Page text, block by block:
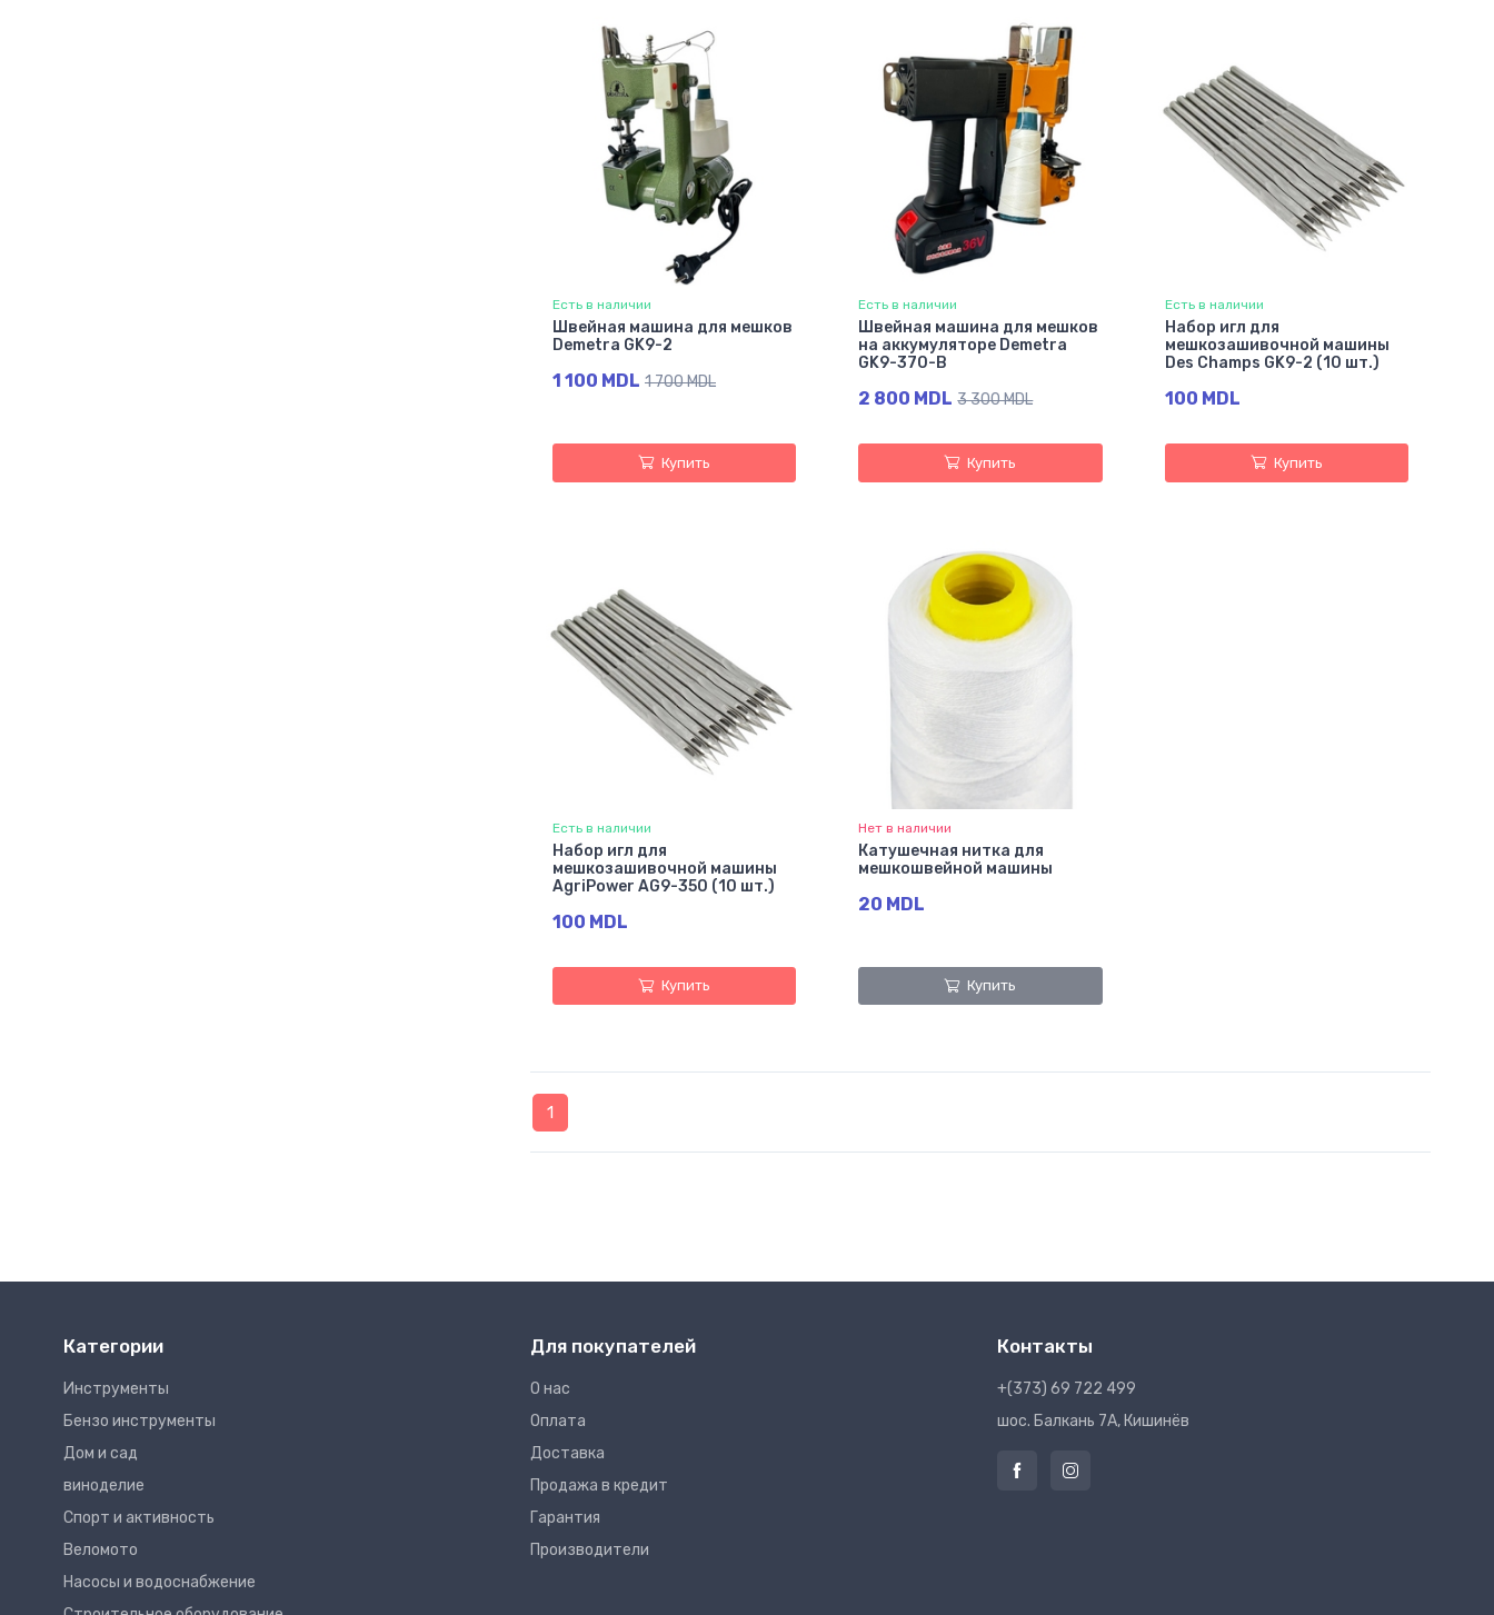
Есть в наличии
Швейная машина для мешков
Demetra GK9-2
1 100 MDL 1 700 MDL
Купить
Есть в наличии
Швейная машина для мешков
на аккумуляторе Demetra
GK9-370-B
2 800 MDL 3 300 MDL
Купить
Есть в наличии
Набор игл для
мешкозашивочной машины
Des Champs GK9-2 (10 шт.)
100 MDL
Купить
Есть в наличии
Набор игл для
мешкозашивочной машины
AgriPower AG9-350 (10 шт.)
100 MDL
Купить
Нет в наличии
Катушечная нитка для
мешкошвейной машины
20 MDL
Купить
1
Категории
Инструменты
Бензо инструменты
Дом и сад
виноделие
Спорт и активность
Веломото
Насосы и водоснабжение
Для покупателей
О нас
Оплата
Доставка
Продажа в кредит
Гарантия
Производители
Контакты
+(373) 69 722 499
шос. Балкань 7A, Кишинёв